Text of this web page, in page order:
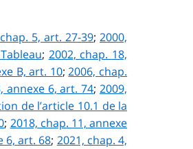
5, art. 27-39;2000,
; 2002, chap. 18,
B, art. 10;2006, chap.
annexe 6, art. 74;2009,
de l’article 10.1 de la
; 2018, chap. 11, annexe
6, art. 68; 2021, chap. 4,